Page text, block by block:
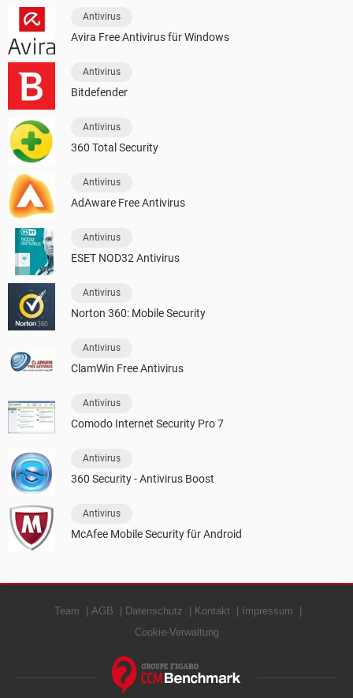
Antivirus
Avira Free Antivirus für Windows
Antivirus
Bitdefender
Antivirus
360 Total Security
Antivirus
AdAware Free Antivirus
Antivirus
ESET NOD32 Antivirus
Antivirus
Norton 360: Mobile Security
Antivirus
ClamWin Free Antivirus
Antivirus
Comodo Internet Security Pro 7
Antivirus
360 Security - Antivirus Boost
Antivirus
McAfee Mobile Security für Android
Team AGB Datenschutz Kontakt
Impressum
Cookie-Verwaltung